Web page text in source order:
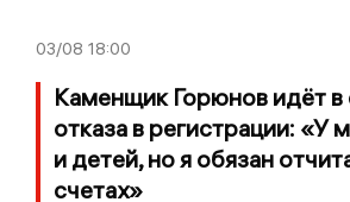
03/08 18:00
Каменщик Горюнов идёт в
отказа в регистрации: «У
и детей, но я обязан
счетах»